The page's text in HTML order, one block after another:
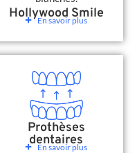
Hollywood Smile
En savoir plus
Prothèses
dentaires
En savoir plus